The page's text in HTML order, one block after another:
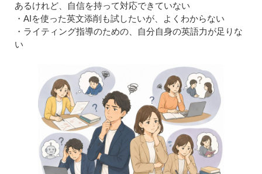
あるけれど、自信を持って対応できていない
・AIを使った英文添削も試したいが、よくわからない
・ライティング指導のための、自分自身の英語力が足りな
い